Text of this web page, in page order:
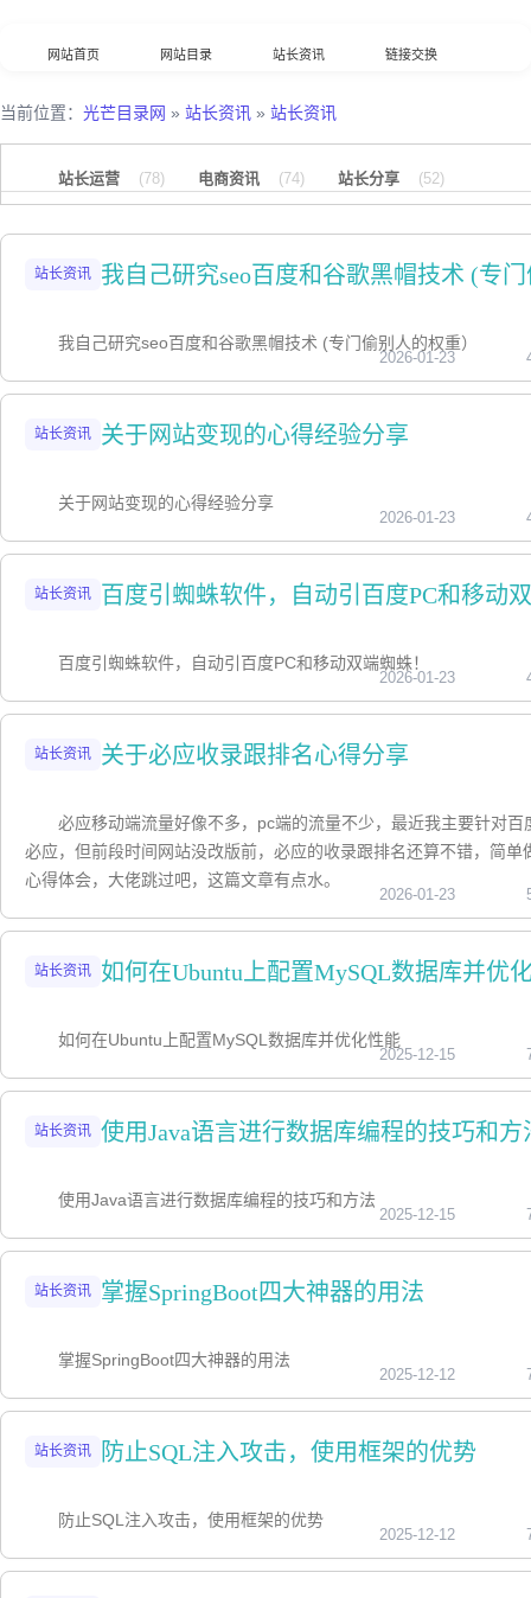
网站首页 网站目录 站长资讯 链接交换
分类浏览 最新收录 数据归档
当前位置： 光芒目录网 » 站长资讯 » 站长资讯
站长运营 (78) 电商资讯 (74) 站长分享 (52)
站长资讯 我自己研究seo百度和谷歌黑帽技术 (专
我自己研究seo百度和谷歌黑帽技术 (专门偷别人的权重）
2026-01-23
站长资讯 关于网站变现的心得经验分享
关于网站变现的心得经验分享
2026-01-23
站长资讯 百度引蜘蛛软件，自动引百度PC和移动
百度引蜘蛛软件，自动引百度PC和移动双端蜘蛛！
2026-01-23
站长资讯 关于必应收录跟排名心得分享
必应移动端流量好像不多，pc端的流量不少，最近我主要针对百
必应，但前段时间网站没改版前，必应的收录跟排名还算不错，简单
心得体会，大佬跳过吧，这篇文章有点水。
2026-01-23
站长资讯 如何在Ubuntu上配置MySQL数据库并优
如何在Ubuntu上配置MySQL数据库并优化性能
2025-12-15
站长资讯 使用Java语言进行数据库编程的技巧和方
使用Java语言进行数据库编程的技巧和方法
2025-12-15
站长资讯 掌握SpringBoot四大神器的用法
掌握SpringBoot四大神器的用法
2025-12-12
站长资讯 防止SQL注入攻击，使用框架的优势
防止SQL注入攻击，使用框架的优势
2025-12-12